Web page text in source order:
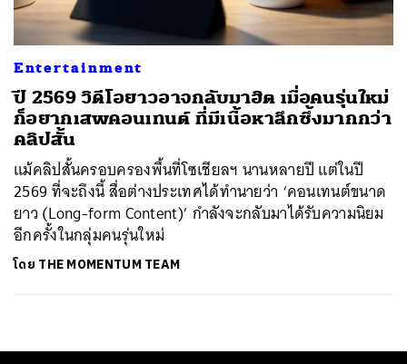
Entertainment
ปี 2569 วิดีโอยาวอาจกลับมาฮิต เมื่อคนรุ่นใหม่
ก็อยากเสพคอนเทนต์ ที่มีเนื้อหาลึกซึ้งมากกว่า
คลิปสั้น
แม้คลิปสั้นครอบครองพื้นที่โซเชียลฯ นานหลายปี แต่ในปี
2569 ที่จะถึงนี้ สื่อต่างประเทศได้ทำนายว่า ‘คอนเทนต์ขนาด
ยาว (Long-form Content)’ กำลังจะกลับมาได้รับความนิยม
อีกครั้งในกลุ่มคนรุ่นใหม่
โดย THE MOMENTUM TEAM
ค้นหา
SHARE TWEET LINE EMAIL